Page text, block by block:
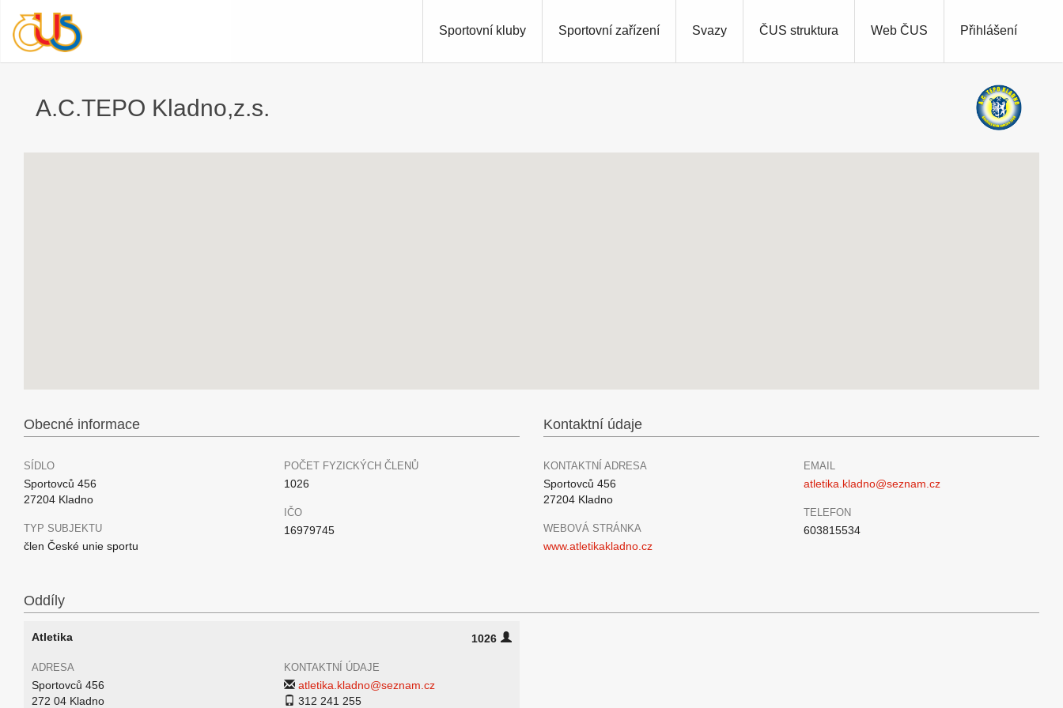
Přihlášení
Sportovní kluby Sportovní zařízení Svazy ČUS struktura Web ČUS
A.C.TEPO Kladno,z.s.
Obecné informace
SÍDLO
Sportovců 456
27204 Kladno
TYP SUBJEKTU
člen České unie sportu
POČET FYZICKÝCH ČLENŮ
1026
IČO
16979745
Kontaktní údaje
KONTAKTNÍ ADRESA
Sportovců 456
27204 Kladno
WEBOVÁ STRÁNKA
www.atletikakladno.cz
EMAIL
atletika.kladno@seznam.cz
TELEFON
603815534
Oddíly
Atletika 1026
ADRESA
Sportovců 456
272 04 Kladno
KONTAKTNÍ ÚDAJE
atletika.kladno@seznam.cz
312 241 255